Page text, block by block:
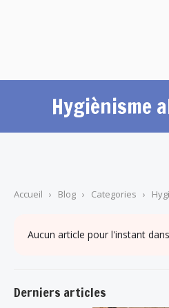
Hygiènisme
Accueil › Blog › Categories ›
Aucun article pour l'instant
Derniers articles